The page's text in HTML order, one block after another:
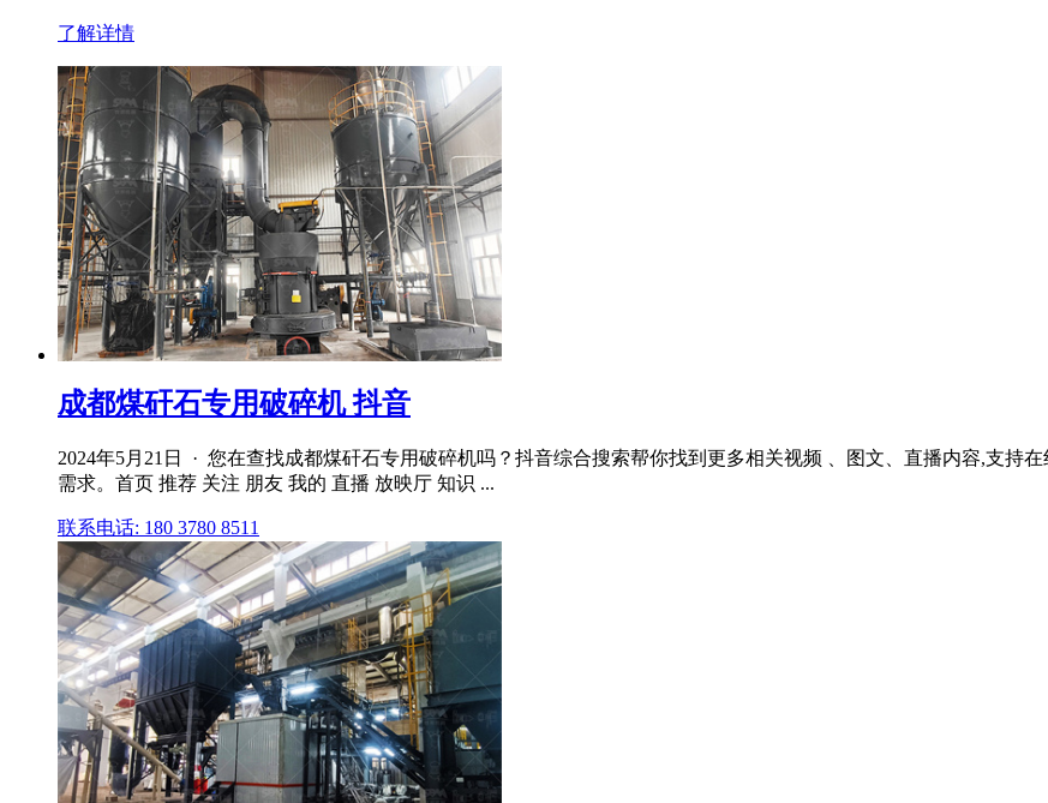
了解详情
成都煤矸石专用破碎机 抖音
2024年5月21日 · 您在查找成都煤矸石专用破碎机吗？抖音综合搜索帮你找到更多相关视频 、图文、直播内容,支持
需求。首页 推荐 关注 朋友 我的 直播 放映厅 知识 ...
联系电话: 180 3780 8511